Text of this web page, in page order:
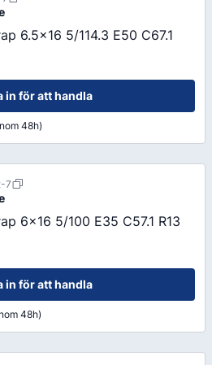
6.5x16 5/114.3 E50 C67.1
in för att handla
48h)
7
6x16 5/100 E35 C57.1 R13
in för att handla
48h)